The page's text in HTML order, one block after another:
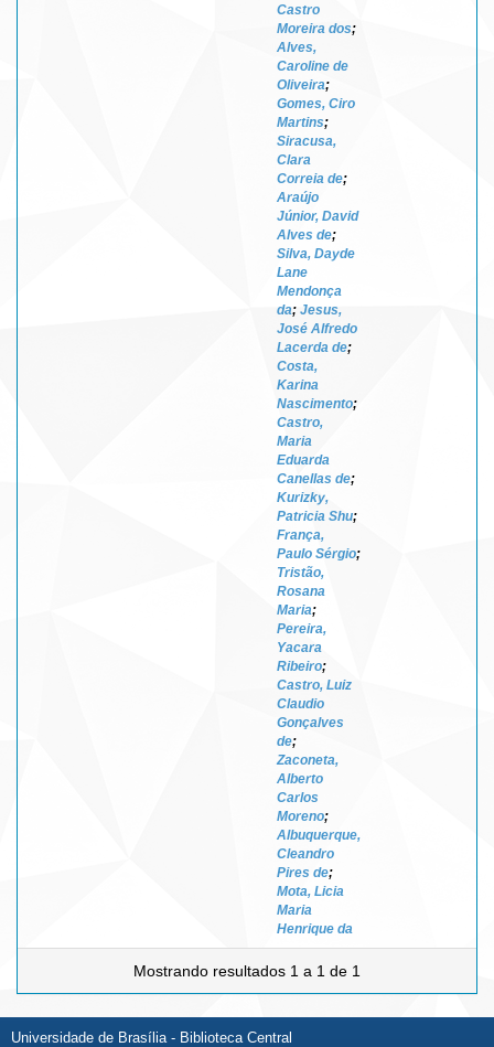
Castro
Moreira dos;
Alves,
Caroline de
Oliveira;
Gomes, Ciro
Martins;
Siracusa,
Clara
Correia de;
Araújo
Júnior, David
Alves de;
Silva, Dayde
Lane
Mendonça
da; Jesus,
José Alfredo
Lacerda de;
Costa,
Karina
Nascimento;
Castro,
Maria
Eduarda
Canellas de;
Kurizky,
Patricia Shu;
França,
Paulo Sérgio;
Tristão,
Rosana
Maria;
Pereira,
Yacara
Ribeiro;
Castro, Luiz
Claudio
Gonçalves
de;
Zaconeta,
Alberto
Carlos
Moreno;
Albuquerque,
Cleandro
Pires de;
Mota, Licia
Maria
Henrique da
Mostrando resultados 1 a 1 de 1
Universidade de Brasília - Biblioteca Central